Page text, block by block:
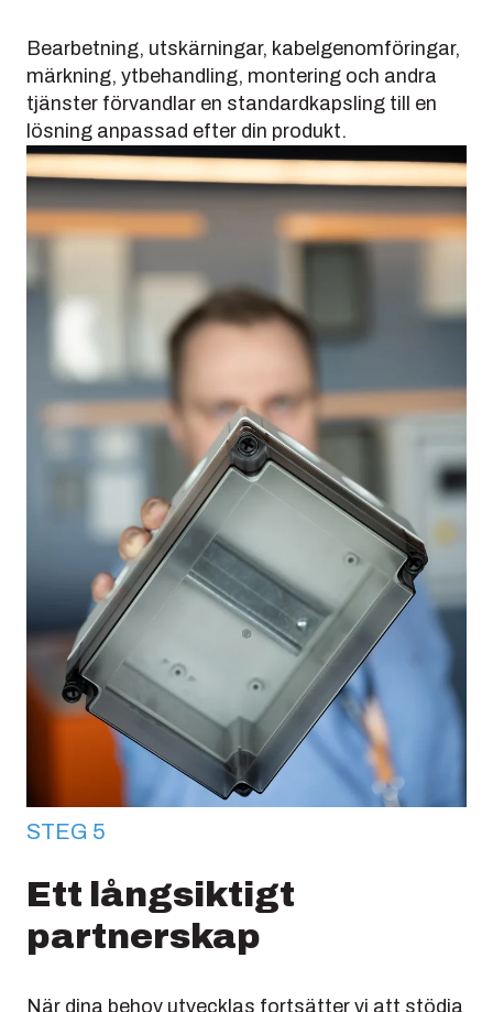
Bearbetning, utskärningar, kabelgenomföringar,
märkning, ytbehandling, montering och andra
tjänster förvandlar en standardkapsling till en
lösning anpassad efter din produkt.
STEG 5
Ett långsiktigt
partnerskap
När dina behov utvecklas fortsätter vi att stödja